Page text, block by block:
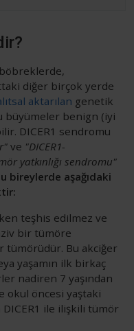
diğer birçok yerde
aktarılan genetik
büyümeler benign (iyi
DICER1 sendromu
ve "DICER1-
yatkınlığı sendromu"
bireylerde aşağıdaki
teşhis edilmez ve
bir tümöre
tümörüdür. Bu akciğer
yaşamın ilk birkaç
nadiren 7 yaşından
okul öncesi yaştaki
DICER1 ile ilişkili tümör